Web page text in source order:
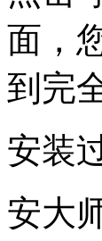
面，
到完
安装
安大